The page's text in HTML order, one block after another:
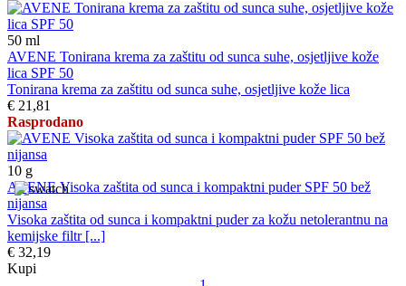
50 ml
AVENE Tonirana krema za zaštitu od sunca suhe, osjetljive kože
lica SPF 50
Tonirana krema za zaštitu od sunca suhe, osjetljive kože lica
€ 21,81
Rasprodano
10 g
AVENE Visoka zaštita od sunca i kompaktni puder SPF 50 bež
nijansa
Visoka zaštita od sunca i kompaktni puder za kožu netolerantnu na
kemijske filtr [...]
€ 32,19
Kupi